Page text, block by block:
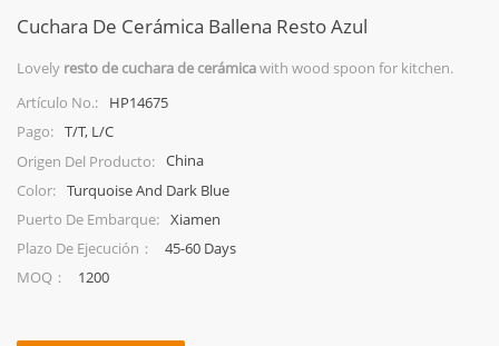
Cuchara De Cerámica Ballena Resto Azul
Lovely resto de cuchara de cerámicawith wood spoon for kitchen.
Artículo No.:
HP14675
Pago: T/T, L/C
Origen Del Producto: China
Color: Turquoise And Dark Blue
Puerto De Embarque: Xiamen
Plazo De Ejecución：
45-60 Days
MOQ：
1200